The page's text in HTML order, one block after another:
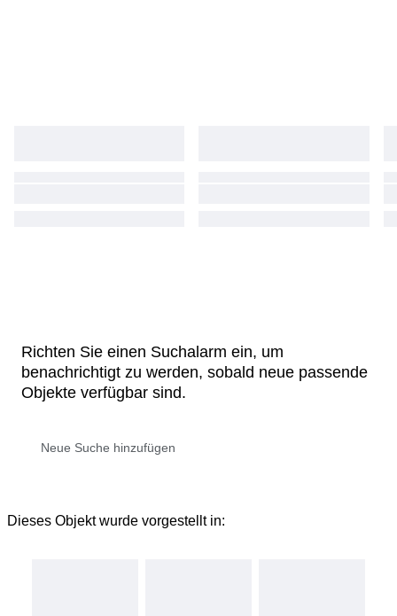
Richten Sie einen Suchalarm ein, um
benachrichtigt zu werden, sobald neue passende
Objekte verfügbar sind.
Dieses Objekt wurde vorgestellt in: